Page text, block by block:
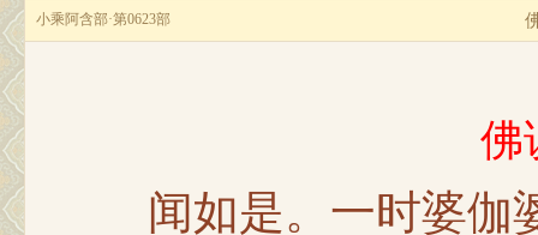
小乘阿含部·第0623部
佛
闻如是。一时婆伽